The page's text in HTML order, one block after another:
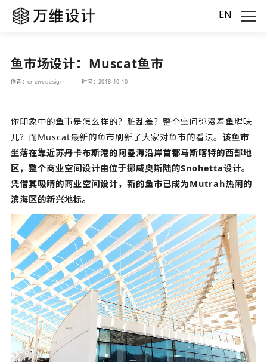
EN
鱼市场设计：Muscat鱼市
作者：onewedesign 时间：2018-10-10
你印象中的鱼市是怎么样的？脏乱差？整个空间弥漫着鱼腥味
儿？而Muscat最新的鱼市刷新了大家对鱼市的看法。 该鱼市
坐落在靠近苏丹卡布斯港的阿曼海沿岸首都马斯喀特的西部地
区，整个商业空间设计由位于挪威奥斯陆的Snohetta设计。
凭借其吸睛的商业空间设计，新的鱼市已成为Mutrah热闹的
滨海区的新兴地标。